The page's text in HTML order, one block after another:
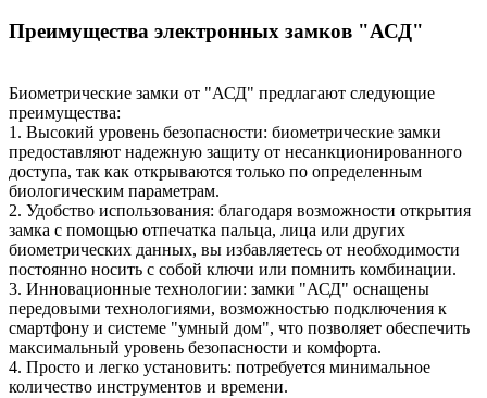
Преимущества электронных замков "АСД"
Биометрические замки от "АСД" предлагают следующие
преимущества:
1. Высокий уровень безопасности: биометрические замки
предоставляют надежную защиту от несанкционированного
доступа, так как открываются только по определенным
биологическим параметрам.
2. Удобство использования: благодаря возможности открытия
замка с помощью отпечатка пальца, лица или других
биометрических данных, вы избавляетесь от необходимости
постоянно носить с собой ключи или помнить комбинации.
3. Инновационные технологии: замки "АСД" оснащены
передовыми технологиями, возможностью подключения к
смартфону и системе "умный дом", что позволяет обеспечить
максимальный уровень безопасности и комфорта.
4. Просто и легко установить: потребуется минимальное
количество инструментов и времени.